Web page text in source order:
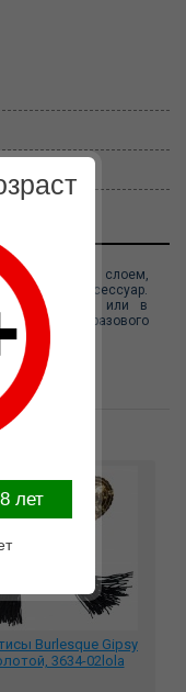
с клейким слоем,
и снять аксессуар.
игр или в
для многоразового
Burlesque Gipsy
3634-02lola
лет